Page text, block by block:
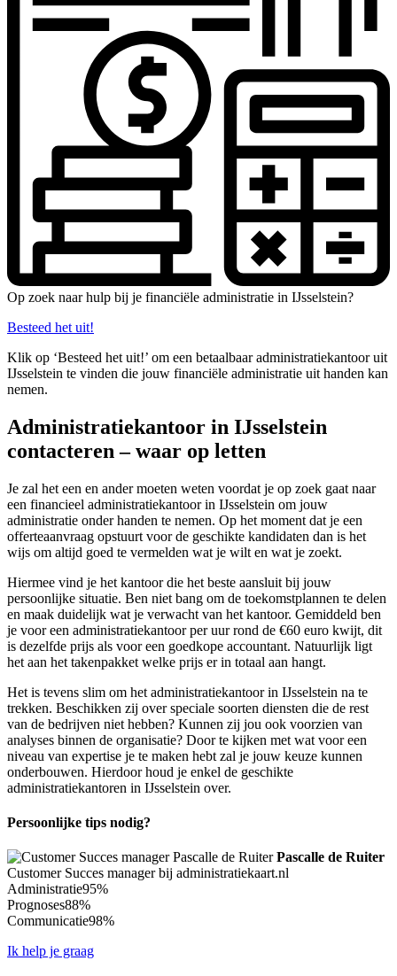
Op zoek naar hulp bij je financiële administratie in IJsselstein?
Besteed het uit!
Klik op ‘Besteed het uit!’ om een betaalbaar administratiekantoor uit
IJsselstein te vinden die jouw financiële administratie uit handen kan
nemen.
Administratiekantoor in IJsselstein
contacteren – waar op letten
Je zal het een en ander moeten weten voordat je op zoek gaat naar
een financieel administratiekantoor in IJsselstein om jouw
administratie onder handen te nemen. Op het moment dat je een
offerteaanvraag opstuurt voor de geschikte kandidaten dan is het
wijs om altijd goed te vermelden wat je wilt en wat je zoekt.
Hiermee vind je het kantoor die het beste aansluit bij jouw
persoonlijke situatie. Ben niet bang om de toekomstplannen te delen
en maak duidelijk wat je verwacht van het kantoor. Gemiddeld ben
je voor een administratiekantoor per uur rond de €60 euro kwijt, dit
is dezelfde prijs als voor een goedkope accountant. Natuurlijk ligt
het aan het takenpakket welke prijs er in totaal aan hangt.
Het is tevens slim om het administratiekantoor in IJsselstein na te
trekken. Beschikken zij over speciale soorten diensten die de rest
van de bedrijven niet hebben? Kunnen zij jou ook voorzien van
analyses binnen de organisatie? Door te kijken met wat voor een
niveau van expertise je te maken hebt zal je jouw keuze kunnen
onderbouwen. Hierdoor houd je enkel de geschikte
administratiekantoren in IJsselstein over.
Persoonlijke tips nodig?
Pascalle de Ruiter
Customer Succes manager bij administratiekaart.nl
Administratie95%
Prognoses88%
Communicatie98%
Ik help je graag